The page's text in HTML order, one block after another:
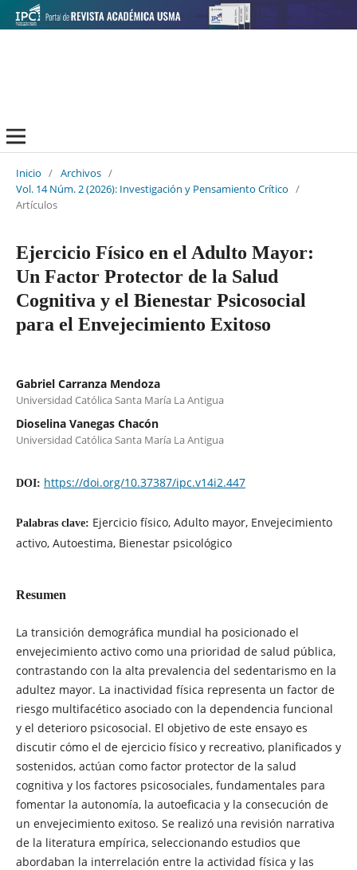
Inicio / Archivos /
Vol. 14 Núm. 2 (2026): Investigación y Pensamiento Crítico /
Artículos
Ejercicio Físico en el Adulto Mayor:
Un Factor Protector de la Salud
Cognitiva y el Bienestar Psicosocial
para el Envejecimiento Exitoso
Gabriel Carranza Mendoza
Universidad Católica Santa María La Antigua
Dioselina Vanegas Chacón
Universidad Católica Santa María La Antigua
DOI: https://doi.org/10.37387/ipc.v14i2.447
Palabras clave: Ejercicio físico, Adulto mayor, Envejecimiento
activo, Autoestima, Bienestar psicológico
Resumen
La transición demográfica mundial ha posicionado el
envejecimiento activo como una prioridad de salud pública,
contrastando con la alta prevalencia del sedentarismo en la
adultez mayor. La inactividad física representa un factor de
riesgo multifacético asociado con la dependencia funcional
y el deterioro psicosocial. El objetivo de este ensayo es
discutir cómo el de ejercicio físico y recreativo, planificados y
sostenidos, actúan como factor protector de la salud
cognitiva y los factores psicosociales, fundamentales para
fomentar la autonomía, la autoeficacia y la consecución de
un envejecimiento exitoso. Se realizó una revisión narrativa
de la literatura empírica, seleccionando estudios que
abordaban la interrelación entre la actividad física y las